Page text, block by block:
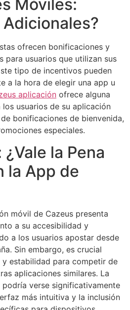
Móviles:
ofrecen bonificaciones y
para usuarios que utilizan sus
tipo de incentivos pueden
a la hora de elegir una app u
aplicación ofrece alguna
usuarios de su aplicación
bonificaciones de bienvenida,
especiales.
la Pena
la App de
móvil de Cazeus presenta
a su accesibilidad y
a los usuarios apostar desde
Sin embargo, es crucial
estabilidad para competir de
aplicaciones similares. La
verse significativamente
más intuitiva y la inclusión